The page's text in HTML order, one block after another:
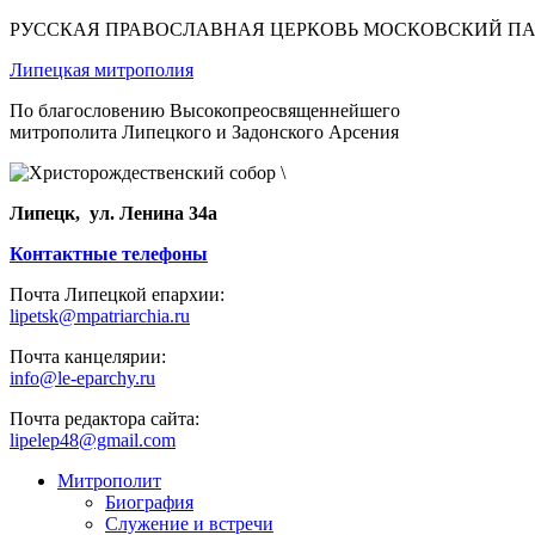
РУССКАЯ ПРАВОСЛАВНАЯ ЦЕРКОВЬ МОСКОВСКИЙ
Липецкая митрополия
По благословению Высокопреосвященнейшего
митрополита Липецкого и Задонского Арсения
Липецк, ул. Ленина 34а
Контактные телефоны
Почта Липецкой епархии:
lipetsk@mpatriarchia.ru
Почта канцелярии:
info@le-eparchy.ru
Почта редактора сайта:
lipelep48@gmail.com
Митрополит
Биография
Служение и встречи